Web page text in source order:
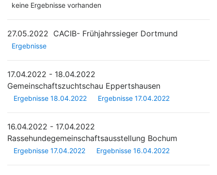
keine Ergebnisse vorhanden
27.05.2022 CACIB- Frühjahrssieger Dortmund
Ergebnisse
17.04.2022 - 18.04.2022
Gemeinschaftszuchtschau Eppertshausen
Ergebnisse 18.04.2022 Ergebnisse 17.04.2022
16.04.2022 - 17.04.2022
Rassehundegemeinschaftsausstellung Bochum
Ergebnisse 17.04.2022 Ergebnisse 16.04.2022